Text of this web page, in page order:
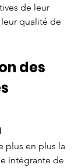
de leur
qualité de
des
plus en plus la
intégrante de